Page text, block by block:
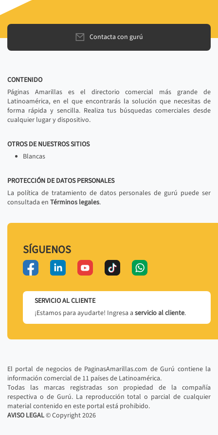
Contacta con gurú
CONTENIDO
Páginas Amarillas es el directorio comercial más grande de
Latinoamérica, en el que encontrarás la solución que necesitas de
forma rápida y sencilla. Realiza tus búsquedas comerciales desde
cualquier lugar y dispositivo.
OTROS DE NUESTROS SITIOS
Blancas
PROTECCIÓN DE DATOS PERSONALES
La política de tratamiento de datos personales de gurú puede ser
consultada en Términos legales.
SÍGUENOS
SERVICIO AL CLIENTE
¡Estamos para ayudarte! Ingresa a servicio al cliente.
El portal de negocios de PaginasAmarillas.com de Gurú contiene la
información comercial de 11 países de Latinoamérica.
Todas las marcas registradas son propiedad de la compañía
respectiva o de Gurú. La reproducción total o parcial de cualquier
material contenido en este portal está prohibido.
AVISO LEGAL© Copyright2026